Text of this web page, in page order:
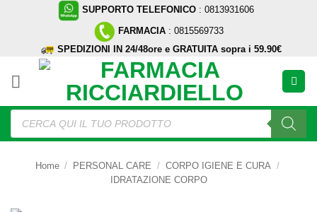
SUPPORTO TELEFONICO : 0813931606
FARMACIA : 0815569733
SPEDIZIONI IN 24/48ore e GRATUITA sopra i 59.90€
Ricerca
prodotti
Home / PERSONAL CARE / CORPO IGIENE E CURA /
IDRATAZIONE CORPO